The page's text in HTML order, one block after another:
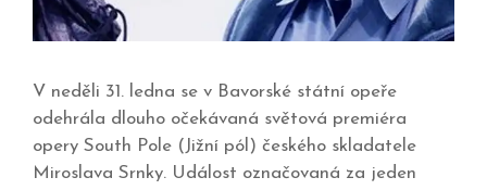
V neděli 31. ledna se v Bavorské státní opeře
odehrála dlouho očekávaná světová premiéra
opery South Pole (Jižní pól) českého skladatele
Miroslava Srnky. Událost označovaná za jeden